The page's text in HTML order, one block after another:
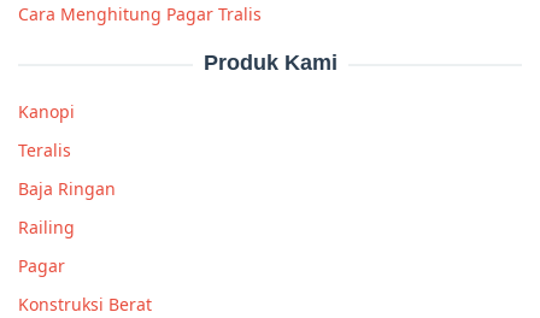
Cara Menghitung Pagar Tralis
Produk Kami
Kanopi
Teralis
Baja Ringan
Railing
Pagar
Konstruksi Berat